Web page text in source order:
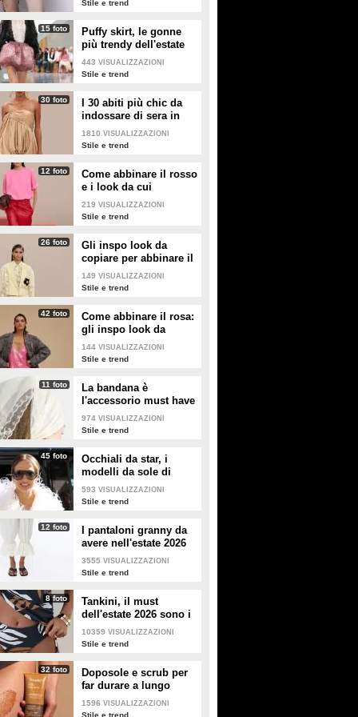
Stile e trend
15 foto
Puffy skirt, le gonne
più trendy dell'estate
2026 sono quelle a
palloncino
443 VISUALIZZAZIONI
Stile e trend
30 foto
I 30 abiti più chic da
indossare di sera in
estate
1810 VISUALIZZAZIONI
Stile e trend
12 foto
Come abbinare il rosso
e i look da cui
prendere ispirazione
219 VISUALIZZAZIONI
Stile e trend
26 foto
Gli inspo look da
copiare per abbinare il
giallo
149 VISUALIZZAZIONI
Stile e trend
42 foto
Come abbinare il rosa:
gli inspo look da
copiare
144 VISUALIZZAZIONI
Stile e trend
11 foto
La bandana è
l'accessorio must have
dell'estate 2026: i
modelli di tendenza
974 VISUALIZZAZIONI
Stile e trend
45 foto
Occhiali da star, i
modelli da sole di
tendenza per l'estate
2026
593 VISUALIZZAZIONI
Stile e trend
12 foto
I pantaloni granny da
avere nell'estate 2026
3555 VISUALIZZAZIONI
Stile e trend
8 foto
Tankini, il must
dell'estate 2026 sono i
costumi con la canotta
10359 VISUALIZZAZIONI
Stile e trend
32 foto
Doposole e scrub per
far durare a lungo
l'abbronzatura in estate
1596 VISUALIZZAZIONI
Stile e trend